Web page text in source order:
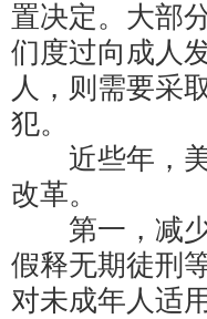
置决定。大部
们度过向成人
人，则需要采
犯。
近些年，美
改革。
第一，减少
假释无期徒刑
对未成年人适